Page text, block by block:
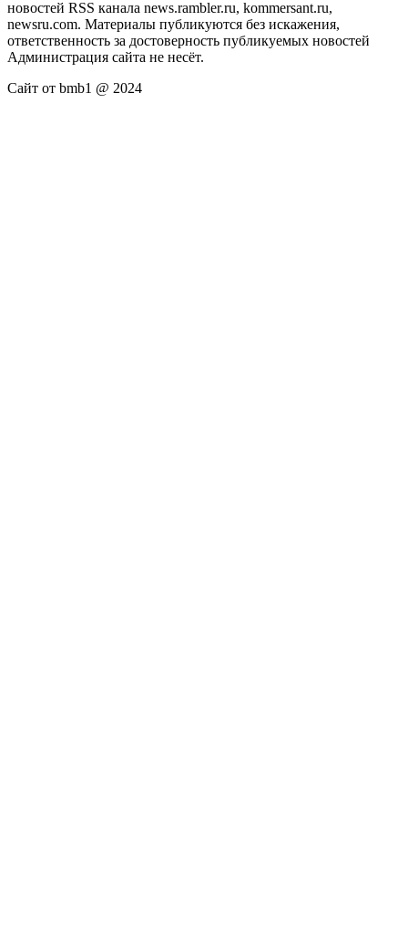
новостей RSS канала news.rambler.ru, kommersant.ru,
newsru.com. Материалы публикуются без искажения,
ответственность за достоверность публикуемых новостей
Администрация сайта не несёт.
Сайт от bmb1 @ 2024